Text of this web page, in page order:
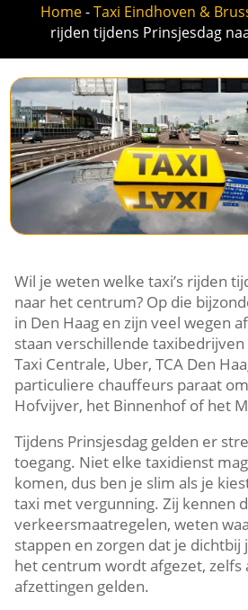
Home-Taxi Eindhoven &
rijden tijdens Prinsjesdag
Wil je weten welke taxi’s rijden
naar het centrum? Op die
in Den Haag en zijn veel wegen
staan verschillende taxibedrijven
Taxi Centrale, Uber, TCA Den
particuliere chauffeurs paraat
Hofvijver, het Binnenhof of het
Tijdens Prinsjesdag gelden er
toegang. Niet elke taxidienst
komen, dus ben je slim als je
taxi met vergunning. Zij kennen
verkeersmaatregelen, weten
stappen en zorgen dat je dichtbij
het centrum wordt afgezet, zelfs
afzettingen gelden.